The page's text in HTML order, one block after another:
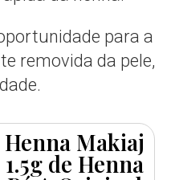
para a
removida da pele,
Henna Makiaj
1.5g de Henna